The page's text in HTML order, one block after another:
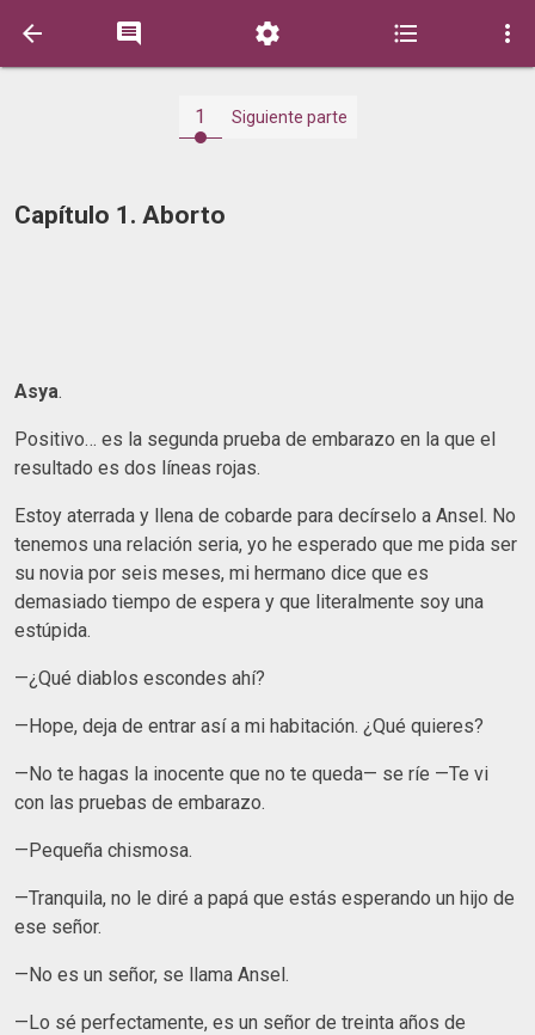
    
1 Siguiente parte
Capítulo 1. Aborto
Asya.
Positivo… es la segunda prueba de embarazo en la que el
resultado es dos líneas rojas.
Estoy aterrada y llena de cobarde para decírselo a Ansel. No
tenemos una relación seria, yo he esperado que me pida ser
su novia por seis meses, mi hermano dice que es
demasiado tiempo de espera y que literalmente soy una
estúpida.
—¿Qué diablos escondes ahí?
—Hope, deja de entrar así a mi habitación. ¿Qué quieres?
—No te hagas la inocente que no te queda— se ríe —Te vi
con las pruebas de embarazo.
—Pequeña chismosa.
—Tranquila, no le diré a papá que estás esperando un hijo de
ese señor.
—No es un señor, se llama Ansel.
—Lo sé perfectamente, es un señor de treinta años de